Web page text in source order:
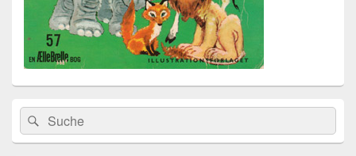
Primärer
Seitenleisten
Widget-
Bereich
Search
for:
Suche